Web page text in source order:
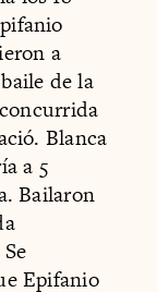
a
de la
Blanca
a 5
Bailaron
Epifanio